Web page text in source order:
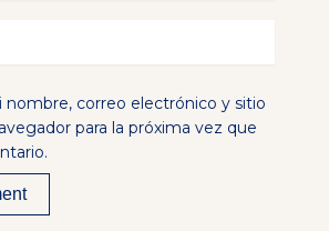
nombre, correo electrónico y sitio
para la próxima vez que